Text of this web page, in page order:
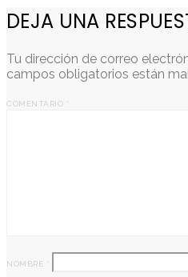
DEJA UNA
Tu dirección de correo
campos obligatorios están
COMENTARIO *
NOMBRE *